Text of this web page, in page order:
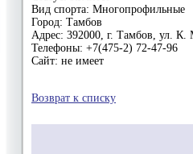
Вид спорта: Многопрофильные
Город: Тамбов
Адрес: 392000, г. Тамбов, ул. К.
Телефоны: +7(475-2) 72-47-96
Сайт: не имеет
Возврат к списку